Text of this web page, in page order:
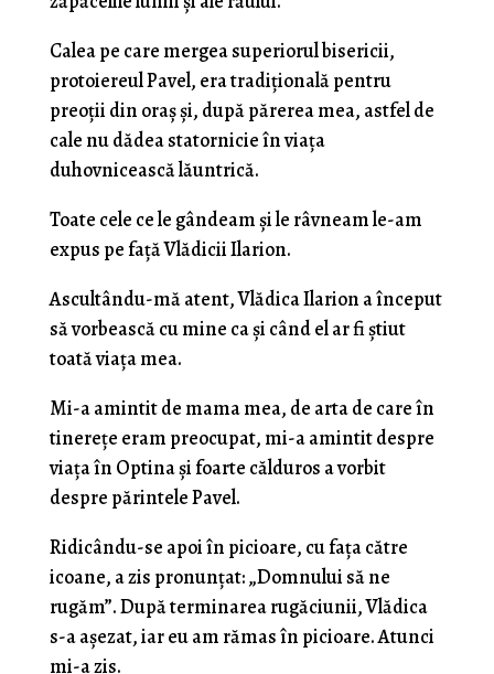
Calea pe care mergea superiorul bisericii,
protoiereul Pavel, era tradiţională pentru
preoţii din oraş şi, după părerea mea, astfel de
cale nu dădea statorni­cie în viaţa
duhovnicească lăuntrică.
Toate cele ce le gândeam şi le râvneam le-am
expus pe faţă Vlădicii Ilarion.
Ascultându-mă atent, Vlădica Ilarion a început
să vorbească cu mine ca şi când el ar fi ştiut
toată viaţa mea.
Mi-a amintit de mama mea, de arta de care în
tinereţe eram preocupat, mi-a amintit despre
viaţa în Optina şi foarte călduros a vorbit
despre părintele Pavel.
Ridicându-se apoi în picioare, cu faţa către
icoane, a zis pronunţat: „Domnului să ne
rugăm”. După terminarea rugăciunii, Vlădica
s-a așezat, iar eu am rămas în picioare. Atunci
mi-a zis.